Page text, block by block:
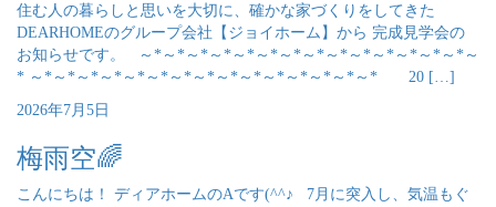
住む人の暮らしと思いを大切に、確かな家づくりをしてきた
DEARHOMEのグループ会社【ジョイホーム】から 完成見学会の
お知らせです。 ～*～*～*～*～*～*～*～*～*～*～*～*～*～*～
* ～*～*～*～*～*～*～*～*～*～*～*～*～*～*～* 20 […]
2026年7月5日
梅雨空🌈
こんにちは！ ディアホームのAです(^^♪ 7月に突入し、気温もぐ